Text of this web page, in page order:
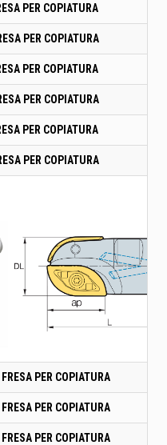
PER COPIATURA
PER COPIATURA
PER COPIATURA
PER COPIATURA
PER COPIATURA
PER COPIATURA
PER COPIATURA
PER COPIATURA
PER COPIATURA